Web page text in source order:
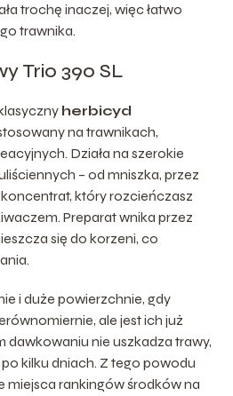
trochę inaczej, więc łatwo
trawnika.
Trio 390 SL
herbicyd
na trawnikach,
Działa na szerokie
– od mniszka, przez
który rozcieńczasz
Preparat wnika przez
się do korzeni, co
i duże powierzchnie, gdy
ale jest ich już
dawkowaniu nie uszkadza trawy,
kilku dniach. Z tego powodu
miejsca rankingów środków na